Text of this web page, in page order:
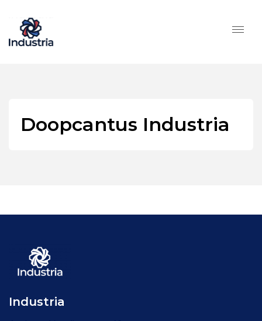
Doopcantus Industria
Industria